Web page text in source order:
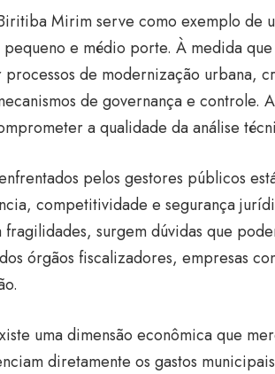
Mirim serve como exemplo de
e médio porte. À medida
de modernização urbana,
de governança e controle.
a qualidade da análise
pelos gestores públicos
competitividade e segurança
fragilidades, surgem dúvidas que
órgãos fiscalizadores, empresas
uma dimensão econômica que
diretamente os gastos